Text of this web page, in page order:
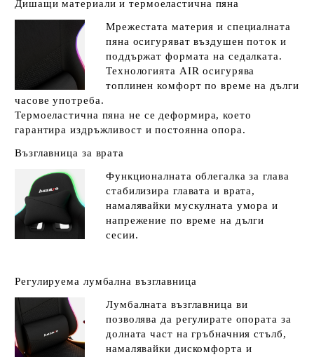
Дишащи материали и термоеластична пяна
Мрежестата материя и специалната
пяна осигуряват въздушен поток и
поддържат формата на седалката.
Технологията AIR осигурява
топлинен комфорт по време на дълги
часове употреба.
Термоеластична пяна не се деформира, което
гарантира издръжливост и постоянна опора.
Възглавница за врата
Функционалната облегалка за глава
стабилизира главата и врата,
намалявайки мускулната умора и
напрежение по време на дълги
сесии.
Регулируема лумбална възглавница
Лумбалната възглавница ви
позволява да регулирате опората за
долната част на гръбначния стълб,
намалявайки дискомфорта и